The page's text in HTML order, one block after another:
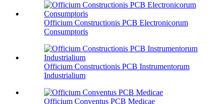
Officium Constructionis PCB Electronicorum
Consumptoris
Officium Constructionis PCB Instrumentorum
Industrialium
Officium Conventus PCB Medicae